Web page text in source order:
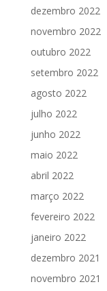
dezembro 2022
novembro 2022
outubro 2022
setembro 2022
agosto 2022
julho 2022
junho 2022
maio 2022
abril 2022
março 2022
fevereiro 2022
janeiro 2022
dezembro 2021
novembro 2021